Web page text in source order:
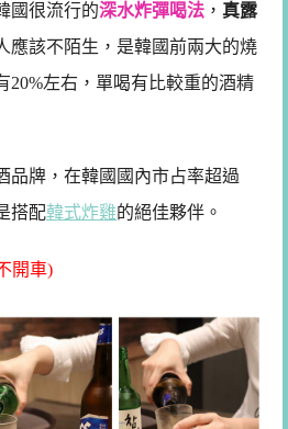
國很流行的深水炸彈喝法 ， 真露
應該不陌生，是韓國前兩大的燒
20%左右，單喝有比較重的酒精
品牌，在韓國國內市占率超過
搭配韓式炸雞的絕佳夥伴。
開車)